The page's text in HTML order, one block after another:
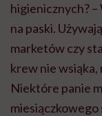
higienicznych? –
na paski.
marketów czy
krew nie
Niektóre panie
Bądź z
Co tydzień